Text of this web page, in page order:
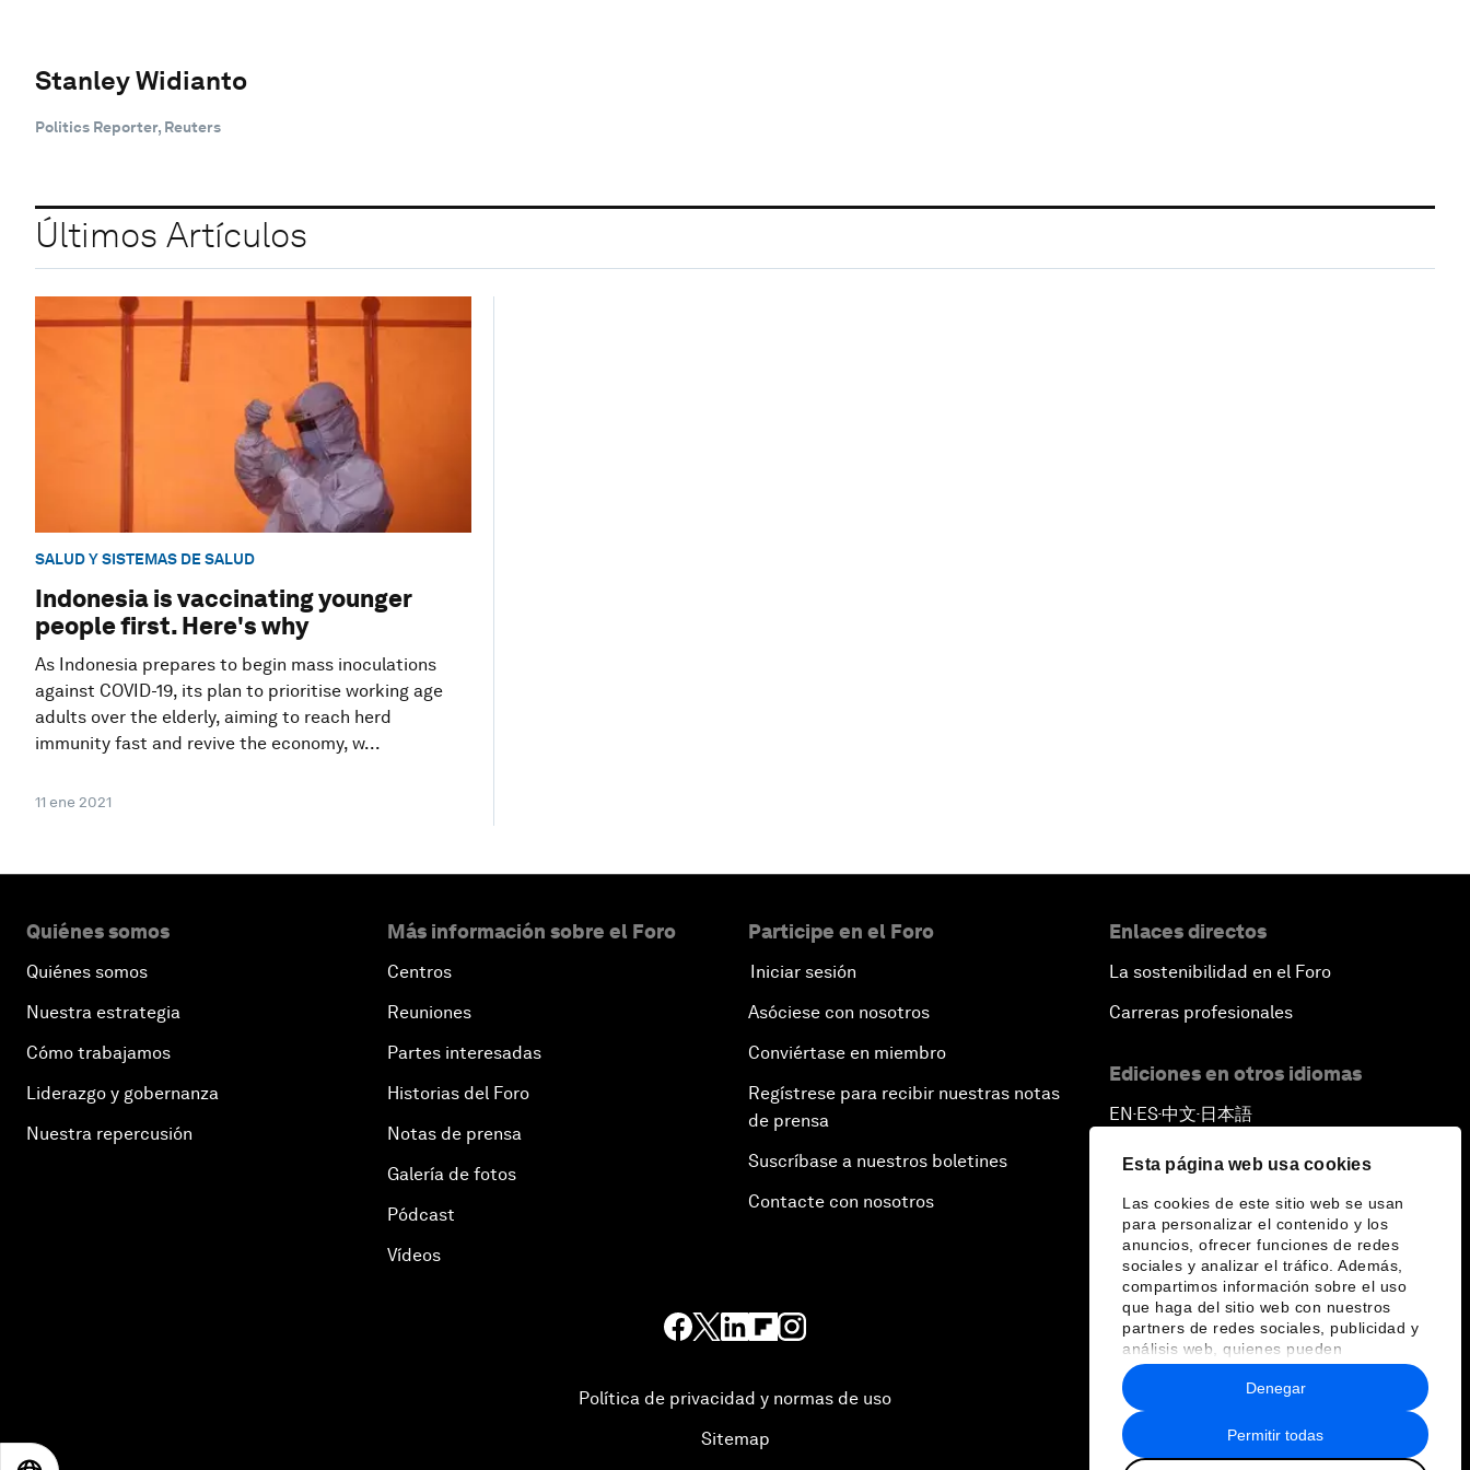
Esta página web usa cookies
Las cookies de este sitio web se usan
para personalizar el contenido y los
anuncios, ofrecer funciones de redes
sociales y analizar el tráfico. Además,
compartimos información sobre el uso
que haga del sitio web con nuestros
partners de redes sociales, publicidad y
análisis web, quienes pueden
combinarla con otra información que les
haya proporcionado o que hayan
recopilado a partir del uso que haya
hecho de sus servicios.
Permitir todas
Denegar
Stanley Widianto
Politics Reporter, Reuters
Últimos Artículos
SALUD Y SISTEMAS DE SALUD
Indonesia is vaccinating younger
people first. Here's why
As Indonesia prepares to begin mass inoculations
against COVID-19, its plan to prioritise working age
adults over the elderly, aiming to reach herd
immunity fast and revive the economy, w...
11 ene 2021
Quiénes somos
Quiénes somos
Nuestra estrategia
Cómo trabajamos
Liderazgo y gobernanza
Nuestra repercusión
Más información sobre el Foro
Centros
Reuniones
Partes interesadas
Historias del Foro
Notas de prensa
Galería de fotos
Pódcast
Vídeos
Participe en el Foro
Iniciar sesión
Asóciese con nosotros
Conviértase en miembro
Regístrese para recibir nuestras notas
de prensa
Suscríbase a nuestros boletines
Contacte con nosotros
Enlaces directos
La sostenibilidad en el Foro
Carreras profesionales
Ediciones en otros idiomas
EN ▪ ES▪中文▪ 日本語
Política de privacidad y normas de uso
Sitemap